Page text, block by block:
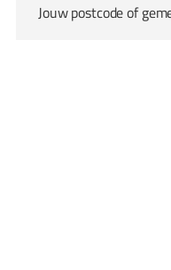
Jouw postcode of